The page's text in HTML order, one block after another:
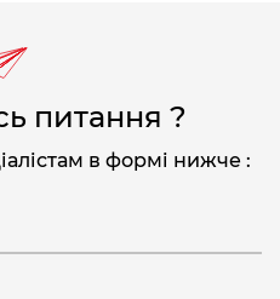
питання ?
в формі нижче :